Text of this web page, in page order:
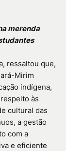
merenda
ressaltou que,
Mirim
indígena,
às
cultural das
a gestão
com a
e eficiente